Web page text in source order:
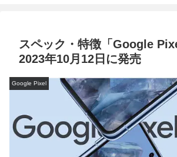
スペック・特徴「Google
2023年10月12日に発売
Google Pixel